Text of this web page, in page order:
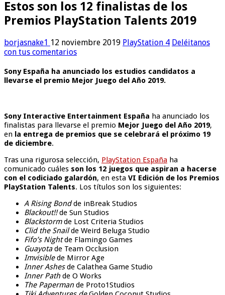
Estos son los 12 finalistas de los
Premios PlayStation Talents 2019
borjasnake1 12 noviembre 2019 PlayStation 4 Deléitanos
con tus comentarios
Sony España ha anunciado los estudios candidatos a
llevarse el premio Mejor Juego del Año 2019.
Sony Interactive Entertainment España ha anunciado los
finalistas para llevarse el premio Mejor Juego del Año 2019,
en la entrega de premios que se celebrará el próximo 19
de diciembre.
Tras una rigurosa selección, PlayStation España ha
comunicado cuáles son los 12 juegos que aspiran a hacerse
con el codiciado galardón, en esta VI Edición de los Premios
PlayStation Talents. Los títulos son los siguientes:
A Rising Bondde inBreak Studios
Blackout!!de Sun Studios
Blackstormde Lost Criteria Studios
Clid the Snailde Weird Beluga Studio
Fifo’s Nightde Flamingo Games
Guayotade Team Occlusion
Imvisiblede Mirror Age
Inner Ashesde Calathea Game Studio
Inner Path de O Works
The Paperman de Proto1Studios